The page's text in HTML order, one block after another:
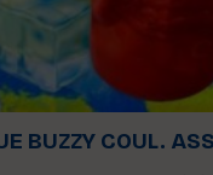
BUZZY COUL.